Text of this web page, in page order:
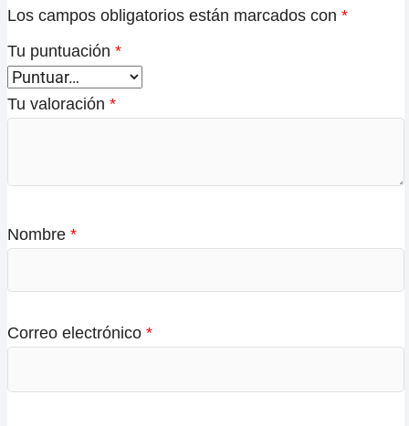
Los campos obligatorios están marcados con *
Tu puntuación *
Tu valoración *
Nombre *
Correo electrónico *